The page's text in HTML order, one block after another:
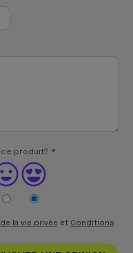
produit? *
la vie privée et Conditions